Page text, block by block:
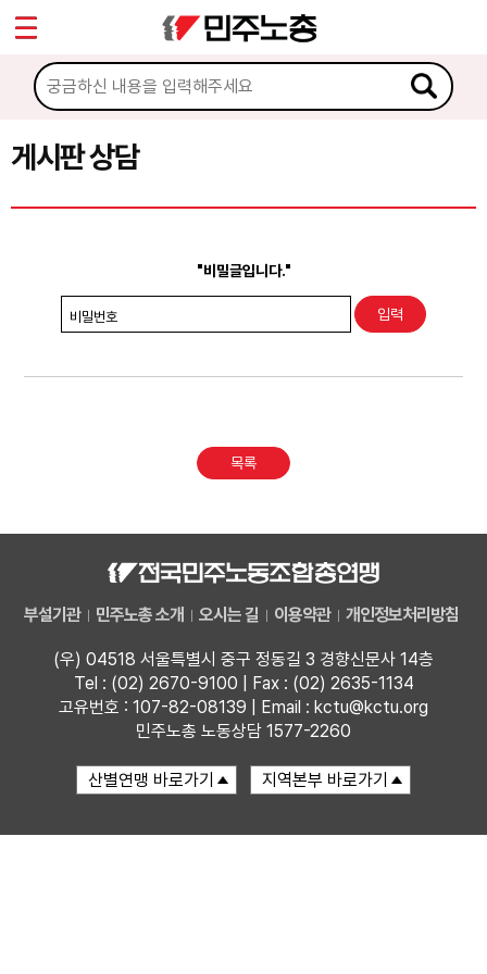
게시판 상담
"비밀글입니다."
비밀번호
목록
부설기관 민주노총 소개 오시는 길 이용약관 개인정보처리방침
(우) 04518 서울특별시 중구 정동길 3 경향신문사 14층
Tel : (02) 2670-9100 | Fax : (02) 2635-1134
고유번호 : 107-82-08139 | Email : kctu@kctu.org
민주노총 노동상담 1577-2260
마이페이지
소개
소식
노동상담
권리찾기수첩 검색
찾아보기
Sketchbook5, 스케치북5
Sketchbook5, 스케치북5